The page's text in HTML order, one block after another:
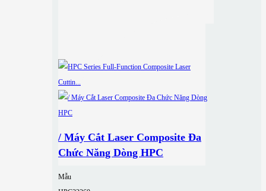
/ Máy Cắt Laser Composite Đa
Chức Năng Dòng HPC
Mẫu